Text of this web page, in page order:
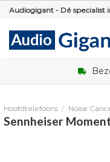
Skip
content
Audiogigant - Dé specialist
Hoofdtelefoons / Noise
Sennheiser